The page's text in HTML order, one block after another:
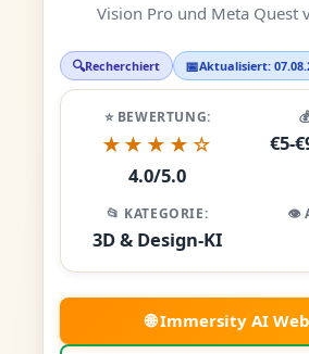
Vision Pro und Meta Quest
🔍Recherchiert 📅Aktualisiert:
⭐ BEWERTUNG:
★★★★☆
4.0/5.0
€5-
📂 KATEGORIE:
3D & Design-KI
👁️
🌐 Immersity AI